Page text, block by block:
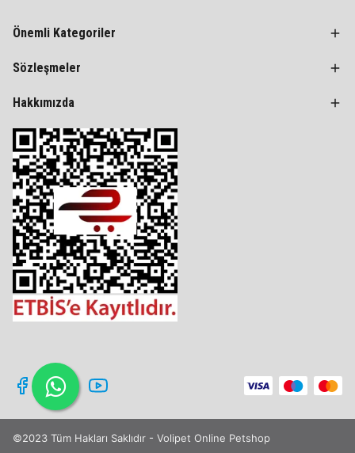
Önemli Kategoriler
Sözleşmeler
Hakkımızda
©2023 Tüm Hakları Saklıdır - Volipet Online Petshop